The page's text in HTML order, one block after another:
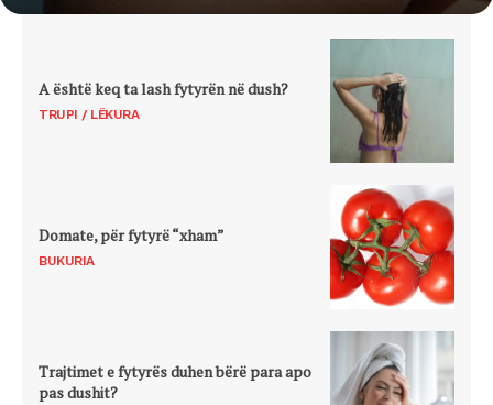
A është keq ta lash fytyrën në dush?
TRUPI / LËKURA
Domate, për fytyrë “xham”
BUKURIA
Trajtimet e fytyrës duhen bërë para apo
pas dushit?